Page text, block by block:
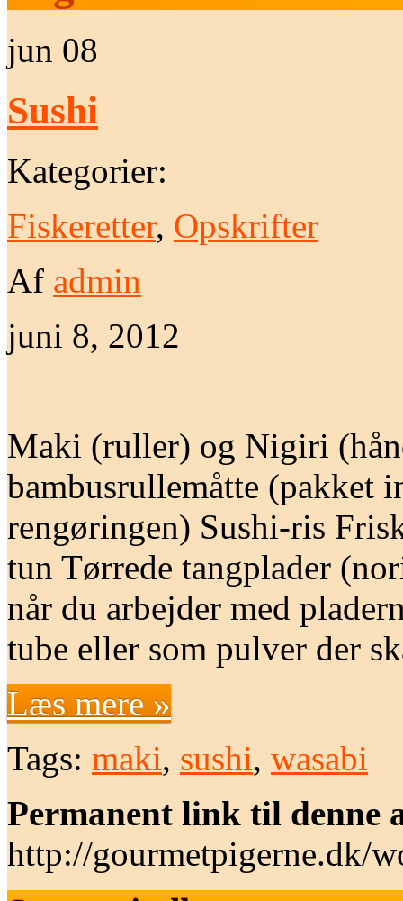
jun 08
Sushi
Kategorier:
Fiskeretter, Opskrifter
Af admin
juni 8, 2012
Maki (ruller) og Nigiri
bambusrullemåtte (pakket
rengøringen) Sushi-ris
tun Tørrede tangplader
når du arbejder med
tube eller som pulver der
Læs mere »
Tags: maki, sushi, wasabi
Permanent link til denne
http://gourmetpigerne.dk/